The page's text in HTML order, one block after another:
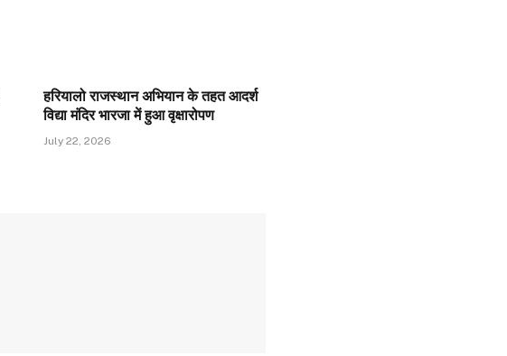
हरियालो राजस्थान अभियान के तहत आदर्श
विद्या मंदिर भारजा में हुआ वृक्षारोपण
July 22, 2026